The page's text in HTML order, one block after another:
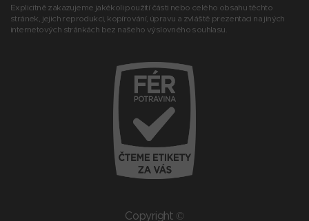
Explicitně zakazujeme jakékoli použití části nebo celého obsahu těchto
stránek, jejich reprodukci, kopírování, úpravu a zvláště prezentaci na jiných
internetových stránkách bez našeho výslovného souhlasu.
Copyright ©